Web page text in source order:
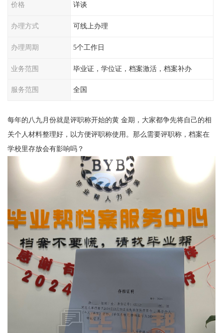
价格 详谈
办理方式 可线上办理
办理周期 5个工作日
业务范围 毕业证，学位证，档案激活，档案补办
服务范围 全国
每年的八九月份就是评职称开始的黄 金期，大家都争先将自己的相
关个人材料整理好，以方便评职称使用。那么需要评职称，档案在
学校里存放会有影响吗？